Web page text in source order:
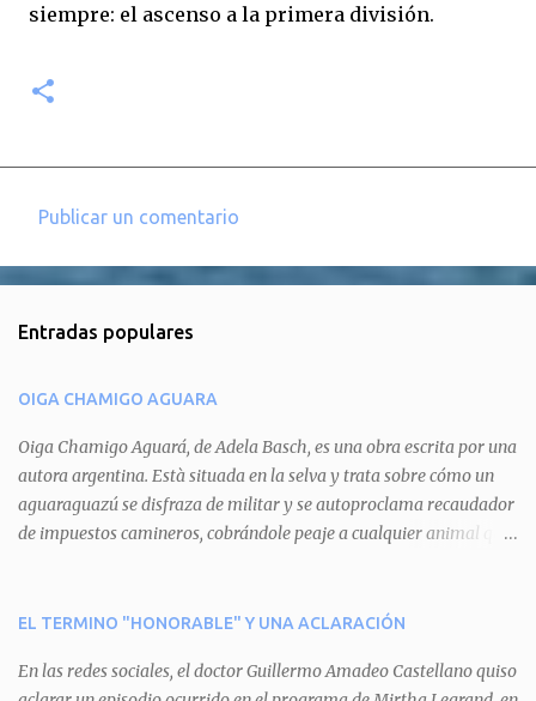
siempre: el ascenso a la primera división.
e
t
a
r
i
o
Publicar un comentario
Entradas populares
OIGA CHAMIGO AGUARA
Oiga Chamigo Aguará, de Adela Basch, es una obra escrita por una
autora argentina. Està situada en la selva y trata sobre cómo un
aguaraguazú se disfraza de militar y se autoproclama recaudador
de impuestos camineros, cobrándole peaje a cualquier animal que
aguará le provoca. De igual manera pasa con Tatú, el armadillo.
del aguará y pasa sin pagar. Por último, Tui, la cotorra, deja
EL TERMINO "HONORABLE" Y UNA ACLARACIÓN
En las redes sociales, el doctor Guillermo Amadeo Castellano quiso